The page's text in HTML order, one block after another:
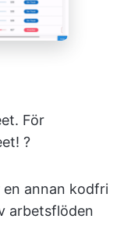
För
?️
en annan kodfri
arbetsflöden